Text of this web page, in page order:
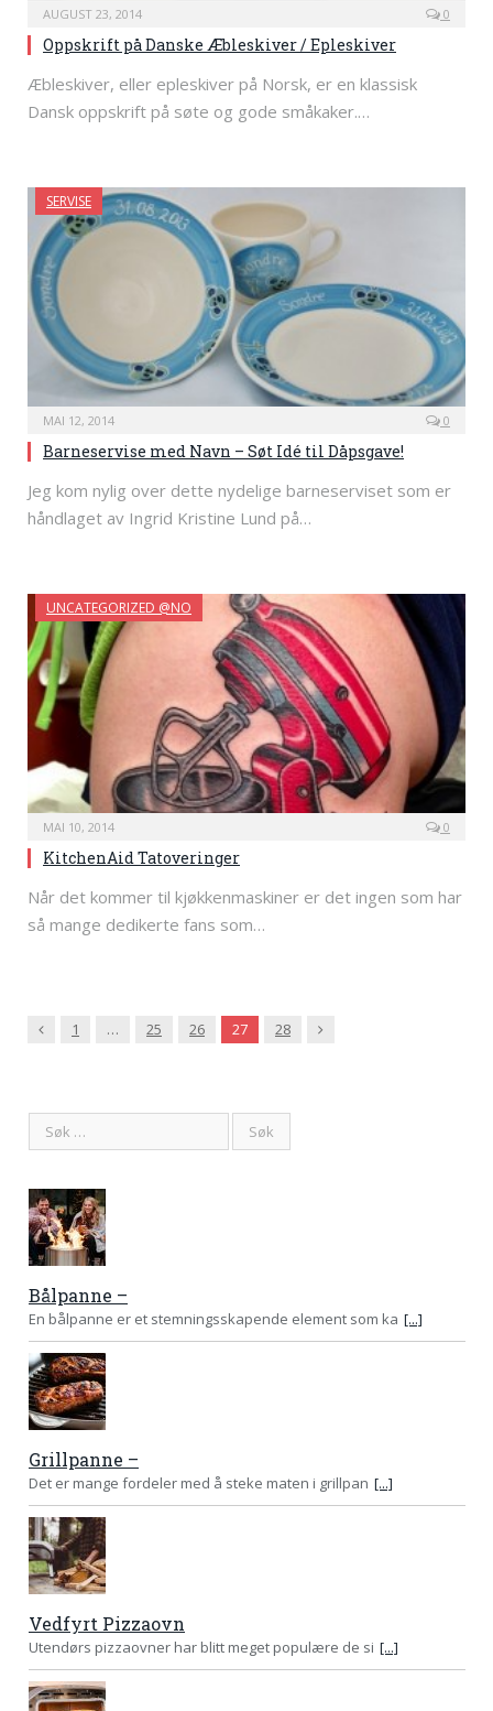
AUGUST 23, 2014 0
Oppskrift på Danske Æbleskiver / Epleskiver
Æbleskiver, eller epleskiver på Norsk, er en klassisk
Dansk oppskrift på søte og gode småkaker.…
SERVISE
MAI 12, 2014 0
Barneservise med Navn – Søt Idé til Dåpsgave!
Jeg kom nylig over dette nydelige barneserviset som er
håndlaget av Ingrid Kristine Lund på…
UNCATEGORIZED @NO
MAI 10, 2014 0
KitchenAid Tatoveringer
Når det kommer til kjøkkenmaskiner er det ingen som har
så mange dedikerte fans som…
Previous
1 … 25 26 27 28 Next
Bålpanne –
En bålpanne er et stemningsskapende element som ka [...]
Grillpanne –
Det er mange fordeler med å steke maten i grillpan [...]
Vedfyrt Pizzaovn
Utendørs pizzaovner har blitt meget populære de si [...]